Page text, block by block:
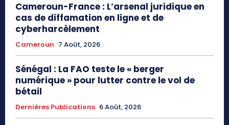
Cameroun-France : L’arsenal juridique en
cas de diffamation en ligne et de
cyberharcèlement
Cameroun 7 Août, 2026
Sénégal : La FAO teste le « berger
numérique » pour lutter contre le vol de
bétail
Dernières Publications 6 Août, 2026